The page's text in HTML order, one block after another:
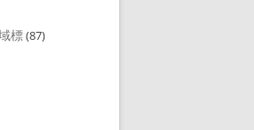
標(87)